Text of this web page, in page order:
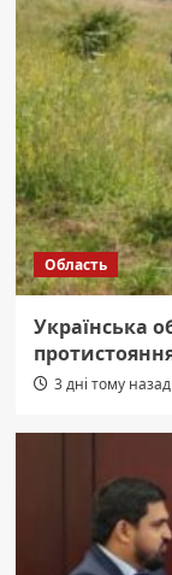
Область
Українська
3 дні тому назад